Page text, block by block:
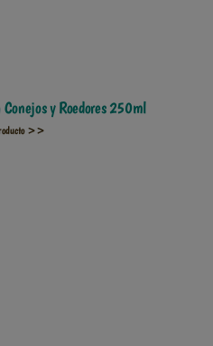
y Roedores 250ml
>>